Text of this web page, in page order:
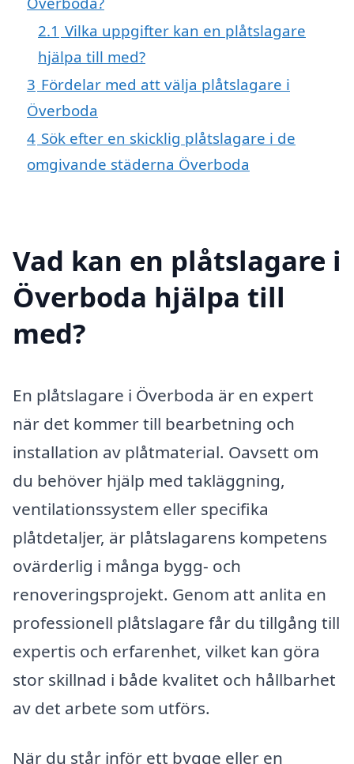
2.1 Vilka uppgifter kan en plåtslagare
hjälpa till med?
3 Fördelar med att välja plåtslagare i
Överboda
4 Sök efter en skicklig plåtslagare i de
omgivande städerna Överboda
Vad kan en plåtslagare i
Överboda hjälpa till
med?
En plåtslagare i Överboda är en expert
när det kommer till bearbetning och
installation av plåtmaterial. Oavsett om
du behöver hjälp med takläggning,
ventilationssystem eller specifika
plåtdetaljer, är plåtslagarens kompetens
ovärderlig i många bygg- och
renoveringsprojekt. Genom att anlita en
professionell plåtslagare får du tillgång till
expertis och erfarenhet, vilket kan göra
stor skillnad i både kvalitet och hållbarhet
av det arbete som utförs.
När du står inför ett bygge eller en